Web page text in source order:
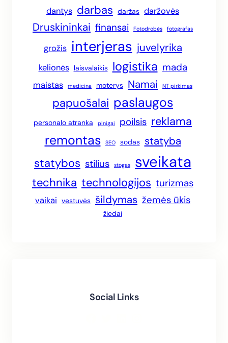
dantys darbas daržas daržovės
Druskininkai finansai Fotodrobės fotografas
grožis interjeras juvelyrika
kelionės laisvalaikis logistika mada
maistas medicina moterys Namai NT pirkimas
papuošalai paslaugos
personalo atranka pinigai poilsis reklama
remontas SEO sodas statyba
statybos stilius stogas sveikata
technika technologijos turizmas
vaikai vestuvės šildymas žemės ūkis
žiedai
Social Links